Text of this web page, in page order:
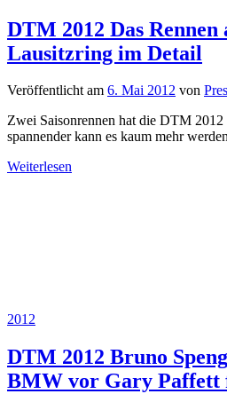
DTM 2012 Das Rennen
Lausitzring im Detail
Veröffentlicht am 6. Mai 2012 von
Zwei Saisonrennen hat die DTM
spannender kann es kaum mehr
Weiterlesen
2012
DTM 2012 Bruno
BMW vor Gary Paffett